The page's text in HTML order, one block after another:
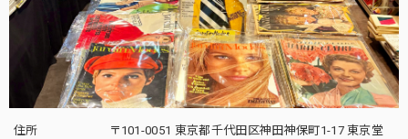
住所
〒101-0051 東京都千代田区神田神保町1-17 東京堂